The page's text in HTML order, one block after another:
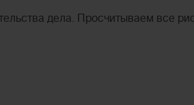
дела. Просчитываем все